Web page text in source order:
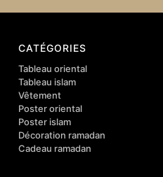
CATÉGORIES
Tableau oriental
Tableau islam
Vêtement
Poster oriental
Poster islam
Décoration ramadan
Cadeau ramadan